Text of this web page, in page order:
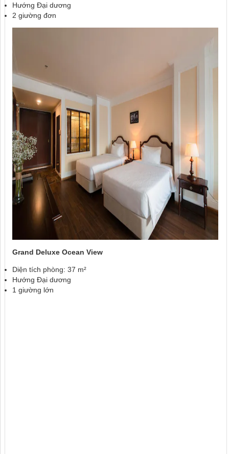
Hướng Đại dương
2 giường đơn
Grand Deluxe Ocean View
Diện tích phòng: 37 m²
Hướng Đại dương
1 giường lớn